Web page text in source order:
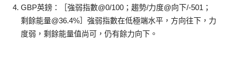
GBP英鎊：［強弱指數@0/100；趨勢/力度@向下/-501；
剩餘能量@36.4%］強弱指數在低極端水平，方向往下，力
度弱，剩餘能量值尚可，仍有餘力向下。